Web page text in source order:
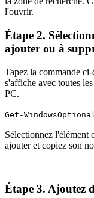
l'ouvrir.
Étape 2.
ajouter ou à
Tapez la commande
s'affiche avec toutes
PC.
Get-
Sélectionnez l'élément
ajouter et copiez son
Étape 3. Ajoutez